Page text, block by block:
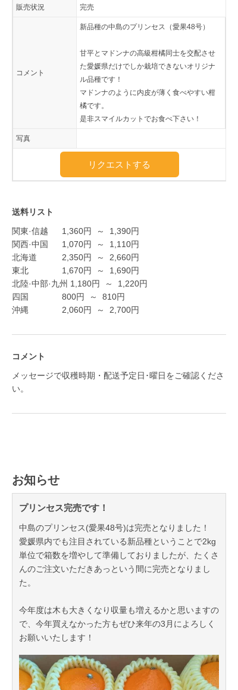
販売状況 完売
コメント
新品種の中島のプリンセス（愛果48号）
甘平とマドンナの高級柑橘同士を交配させ
た愛媛県だけでしか栽培できないオリジナ
ル品種です！
マドンナのように内皮が薄く食べやすい柑
橘です。
是非スマイルカットでお食べ下さい！
写真
リクエストする
送料リスト
関東·信越
1,360円 ～ 1,390円
関西·中国
1,070円 ～ 1,110円
北海道
2,350円 ～ 2,660円
東北
1,670円 ～ 1,690円
北陸·中部·九州 1,180円 ～ 1,220円
四国
800円 ～ 810円
沖縄
2,060円 ～ 2,700円
コメント
メッセージで収穫時期・配送予定日･曜日をご確認くださ
い。
お知らせ
プリンセス完売です！
中島のプリンセス(愛果48号)は完売となりました！
愛媛県内でも注目されている新品種ということで2kg
単位で箱数を増やして準備しておりましたが、たくさ
んのご注文いただきあっという間に完売となりまし
た。
今年度は木も大きくなり収量も増えるかと思いますの
で、今年買えなかった方もぜひ来年の3月によろしく
お願いいたします！